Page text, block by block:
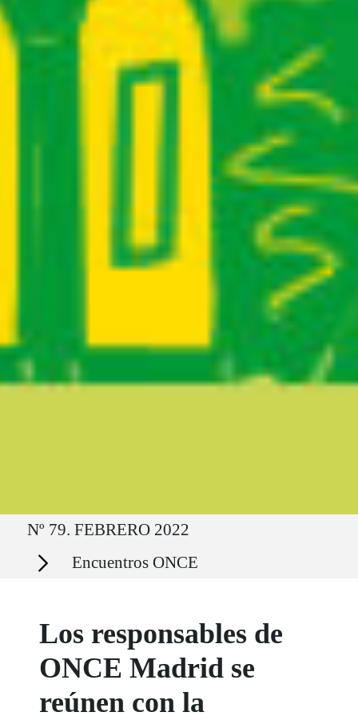
Ruta del sitio
Nº 79. FEBRERO 2022
Secciones Encuentros ONCE
Los responsables de
ONCE Madrid se
reúnen con la